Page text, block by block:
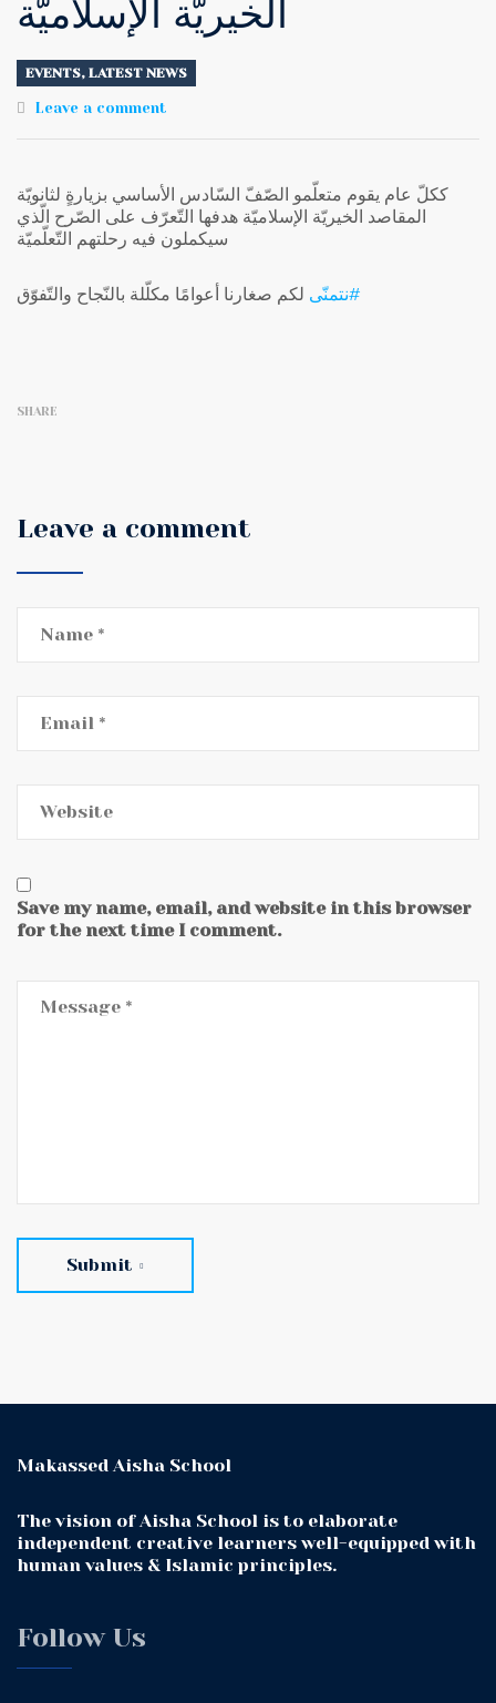
الخيريّة الإسلاميّة
EVENTS, LATEST NEWS
Leave a comment
ككلّ عام يقوم متعلّمو الصّفّ السّادس الأساسي بزيارةٍ لثانويّة
المقاصد الخيريّة الإسلاميّة هدفها التّعرّف على الصّرح الّذي
سيكملون فيه رحلتهم التّعلّميّة
#نتمنّى ‬⁩ لكم صغارنا أعوامًا مكلّلة بالنّجاح والتّفوّق
SHARE
Leave a comment
Save my name, email, and website in this browser
for the next time I comment.
Submit
Makassed Aisha School
The vision of Aisha School is to elaborate
independent creative learners well-equipped with
human values & Islamic principles.
Follow Us